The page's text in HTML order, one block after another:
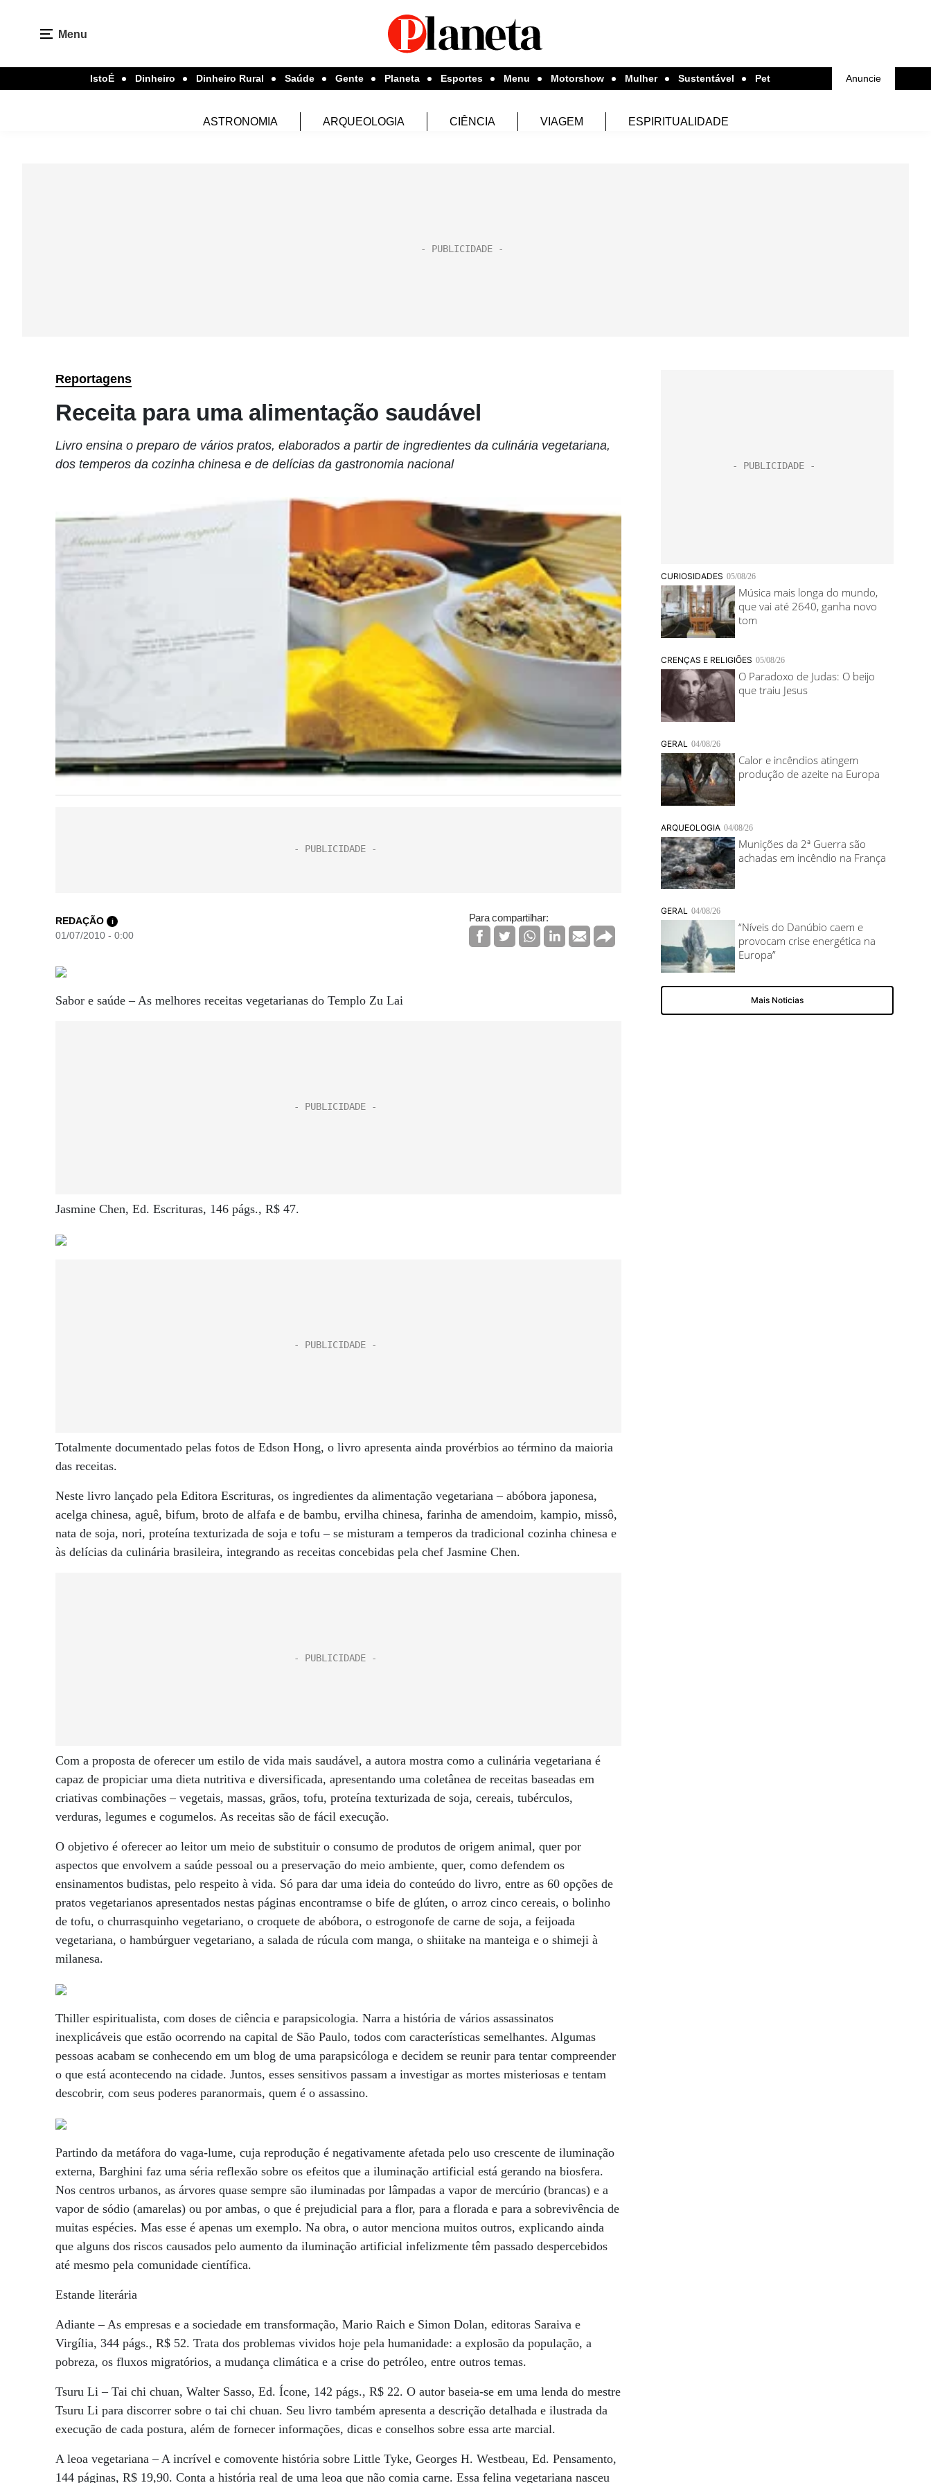
Menu
IstoÉ Dinheiro Dinheiro Rural Saúde Gente Planeta Esportes Menu Motorshow Mulher Sustentável Pet Anuncie
ASTRONOMIA ARQUEOLOGIA CIÊNCIA VIAGEM ESPIRITUALIDADE
Reportagens
Receita para uma alimentação saudável
Livro ensina o preparo de vários pratos, elaborados a partir de ingredientes da culinária vegetariana,
dos temperos da cozinha chinesa e de delícias da gastronomia nacional
REDAÇÃO i
01/07/2010 - 0:00
Para compartilhar:
Sabor e saúde – As melhores receitas vegetarianas do Templo Zu Lai
Jasmine Chen, Ed. Escrituras, 146 págs., R$ 47.
Totalmente documentado pelas fotos de Edson Hong, o livro apresenta ainda provérbios ao término da maioria
das receitas.
Neste livro lançado pela Editora Escrituras, os ingredientes da alimentação vegetariana – abóbora japonesa,
acelga chinesa, aguê, bifum, broto de alfafa e de bambu, ervilha chinesa, farinha de amendoim, kampio, missô,
nata de soja, nori, proteína texturizada de soja e tofu – se misturam a temperos da tradicional cozinha chinesa e
às delícias da culinária brasileira, integrando as receitas concebidas pela chef Jasmine Chen.
Com a proposta de oferecer um estilo de vida mais saudável, a autora mostra como a culinária vegetariana é
capaz de propiciar uma dieta nutritiva e diversificada, apresentando uma coletânea de receitas baseadas em
criativas combinações – vegetais, massas, grãos, tofu, proteína texturizada de soja, cereais, tubérculos,
verduras, legumes e cogumelos. As receitas são de fácil execução.
O objetivo é oferecer ao leitor um meio de substituir o consumo de produtos de origem animal, quer por
aspectos que envolvem a saúde pessoal ou a preservação do meio ambiente, quer, como defendem os
ensinamentos budistas, pelo respeito à vida. Só para dar uma ideia do conteúdo do livro, entre as 60 opções de
pratos vegetarianos apresentados nestas páginas encontramse o bife de glúten, o arroz cinco cereais, o bolinho
de tofu, o churrasquinho vegetariano, o croquete de abóbora, o estrogonofe de carne de soja, a feijoada
vegetariana, o hambúrguer vegetariano, a salada de rúcula com manga, o shiitake na manteiga e o shimeji à
milanesa.
Thiller espiritualista, com doses de ciência e parapsicologia. Narra a história de vários assassinatos
inexplicáveis que estão ocorrendo na capital de São Paulo, todos com características semelhantes. Algumas
pessoas acabam se conhecendo em um blog de uma parapsicóloga e decidem se reunir para tentar compreender
o que está acontecendo na cidade. Juntos, esses sensitivos passam a investigar as mortes misteriosas e tentam
descobrir, com seus poderes paranormais, quem é o assassino.
Partindo da metáfora do vaga-lume, cuja reprodução é negativamente afetada pelo uso crescente de iluminação
externa, Barghini faz uma séria reflexão sobre os efeitos que a iluminação artificial está gerando na biosfera.
Nos centros urbanos, as árvores quase sempre são iluminadas por lâmpadas a vapor de mercúrio (brancas) e a
vapor de sódio (amarelas) ou por ambas, o que é prejudicial para a flor, para a florada e para a sobrevivência de
muitas espécies. Mas esse é apenas um exemplo. Na obra, o autor menciona muitos outros, explicando ainda
que alguns dos riscos causados pelo aumento da iluminação artificial infelizmente têm passado despercebidos
até mesmo pela comunidade científica.
Estande literária
Adiante – As empresas e a sociedade em transformação, Mario Raich e Simon Dolan, editoras Saraiva e
Virgília, 344 págs., R$ 52. Trata dos problemas vividos hoje pela humanidade: a explosão da população, a
pobreza, os fluxos migratórios, a mudança climática e a crise do petróleo, entre outros temas.
Tsuru Li – Tai chi chuan, Walter Sasso, Ed. Ícone, 142 págs., R$ 22. O autor baseia-se em uma lenda do mestre
Tsuru Li para discorrer sobre o tai chi chuan. Seu livro também apresenta a descrição detalhada e ilustrada da
execução de cada postura, além de fornecer informações, dicas e conselhos sobre essa arte marcial.
A leoa vegetariana – A incrível e comovente história sobre Little Tyke, Georges H. Westbeau, Ed. Pensamento,
144 páginas, R$ 19,90. Conta a história real de uma leoa que não comia carne. Essa felina vegetariana nasceu